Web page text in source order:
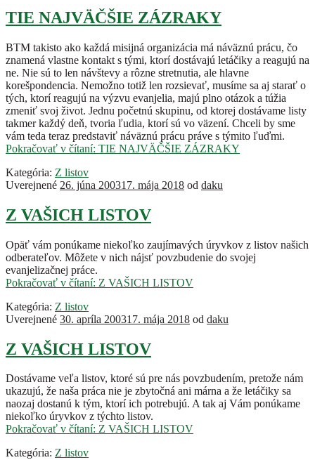
TIE NAJVÄČŠIE ZÁZRAKY
BTM takisto ako každá misijná organizácia má náväznú prácu, čo
znamená vlastne kontakt s tými, ktorí dostávajú letáčiky a reagujú na
ne. Nie sú to len návštevy a rôzne stretnutia, ale hlavne
korešpondencia. Nemožno totiž len rozsievať, musíme sa aj starať o
tých, ktorí reagujú na výzvu evanjelia, majú plno otázok a túžia
zmeniť svoj život. Jednu početnú skupinu, od ktorej dostávame listy
takmer každý deň, tvoria ľudia, ktorí sú vo väzení. Chceli by sme
vám teda teraz predstaviť náväznú prácu práve s týmito ľuďmi.
Pokračovať v čítaní: TIE NAJVÄČŠIE ZÁZRAKY
Kategória: Z listov
Uverejnené 26. júna 200317. mája 2018 od daku
Z VAŠICH LISTOV
Opäť vám ponúkame niekoľko zaujímavých úryvkov z listov našich
odberateľov. Môžete v nich nájsť povzbudenie do svojej
evanjelizačnej práce.
Pokračovať v čítaní: Z VAŠICH LISTOV
Kategória: Z listov
Uverejnené 30. apríla 200317. mája 2018 od daku
Z VAŠICH LISTOV
Dostávame veľa listov, ktoré sú pre nás povzbudením, pretože nám
ukazujú, že naša práca nie je zbytočná ani márna a že letáčiky sa
naozaj dostanú k tým, ktorí ich potrebujú. A tak aj Vám ponúkame
niekoľko úryvkov z týchto listov.
Pokračovať v čítaní: Z VAŠICH LISTOV
Kategória: Z listov